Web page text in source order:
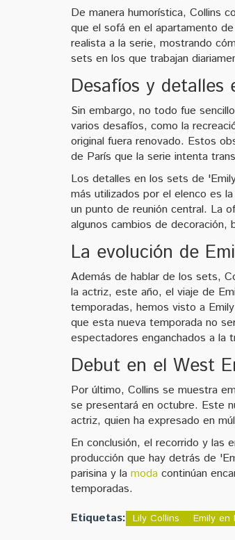
De manera humorística, Collins
que el sofá en el apartamento
realista a la serie, mostrando
sets en los que trabajan
Desafíos y detalles
Sin embargo, no todo fue
varios desafíos, como la
original fuera renovado. Estos
de París que la serie intenta
Los detalles en los sets de
más utilizados por el elenco es
un punto de reunión central. La
algunos cambios de decoración,
La evolución de
Además de hablar de los sets,
la actriz, este año, el viaje de
temporadas, hemos visto a
que esta nueva temporada no
espectadores enganchados a la
Debut en el West
Por último, Collins se muestra
se presentará en octubre. Este
actriz, quien ha expresado en
En conclusión, el recorrido y las
producción que hay detrás de
parisina y la moda continúan
temporadas.
Etiquetas: Lily Collins Emily en